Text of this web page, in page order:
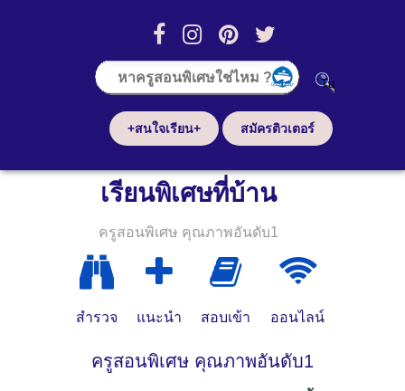
+สนใจเรียน+ สมัครติวเตอร์
เรียนพิเศษที่บ้าน
ครูสอนพิเศษ คุณภาพอันดับ1
สำรวจ แนะนำ สอบเข้า ออนไลน์
ครูสอนพิเศษ คุณภาพอันดับ1